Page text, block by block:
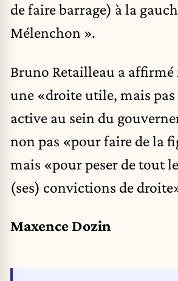
de faire barrage) à la
Mélenchon ».
Bruno Retailleau a affirmé
une «droite utile, mais
active au sein du
non pas «pour faire de la
mais «pour peser de tout
(ses) convictions de
Maxence Dozin